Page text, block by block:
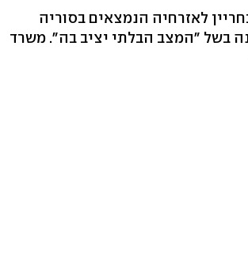
לאזרחיה הנמצאים בסוריה
בשל "המצב הבלתי יציב בה". משרד